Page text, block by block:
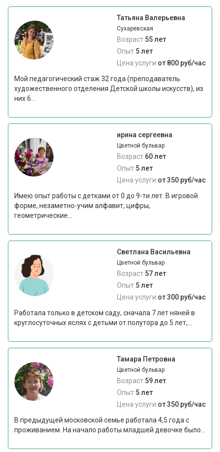
Татьяна Валерьевна
Сухаревская
Возраст:55 лет
Опыт:5 лет
Цена услуги:от 800 руб/час
Мой педагогический стаж 32 года (преподаватель
художественного отделения Детской школы искусств), из
них 6...
ирина сергеевна
Цветной бульвар
Возраст:60 лет
Опыт:5 лет
Цена услуги:от 350 руб/час
Имею опыт работы с детками от 0 до 9-ти лет. В игровой
форме, незаметно-учим алфавит, цифры,
геометрические...
Светлана Васильевна
Цветной бульвар
Возраст:57 лет
Опыт:5 лет
Цена услуги:от 300 руб/час
Работала только в детском саду, сначала 7 лет няней в
круглосуточных яслях с детьми от полутора до 5 лет,...
Тамара Петровна
Цветной бульвар
Возраст:59 лет
Опыт:5 лет
Цена услуги:от 350 руб/час
В предыдущей московской семье работала 4,5 года с
проживанием. На начало работы младшей девочке было...